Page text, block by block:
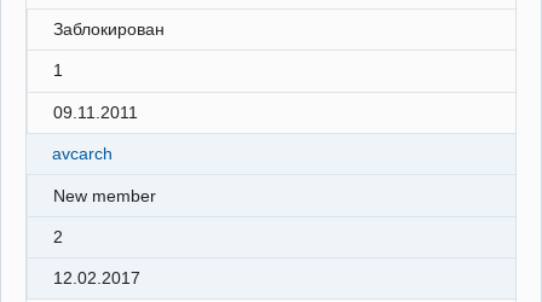
Заблокирован
1
09.11.2011
avcarch
New member
2
12.02.2017